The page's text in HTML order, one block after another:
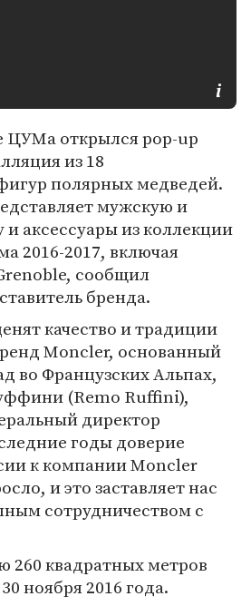
ЦУМа открылся pop-up
из 18
полярных медведей.
мужскую и
аксессуары из коллекции
2016-2017, включая
сообщил
бренда.
качество и традиции
Moncler, основанный
во Французских Альпах,
(Remo Ruffini),
директор
годы доверие
к компании Moncler
и это заставляет нас
сотрудничеством с
260 квадратных метров
ноября 2016 года.